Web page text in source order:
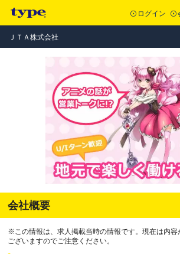
ログイン
ＪＴＡ株式会社
会社概要
※この情報は、求人掲載当時の情報です。現在は内容
ございますのでご注意ください。